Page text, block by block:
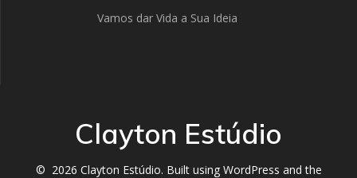
Vamos dar Vida a Sua Ideia
Clayton Estúdio
© 2026 Clayton Estúdio. Built using WordPress and the